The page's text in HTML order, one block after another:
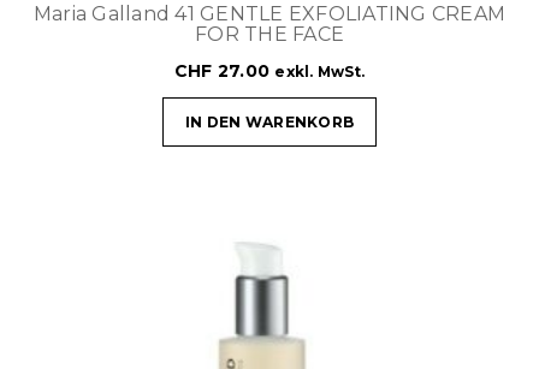
Maria Galland 41 GENTLE EXFOLIATING CREAM
FOR THE FACE
CHF 27.00 exkl. MwSt.
IN DEN WARENKORB